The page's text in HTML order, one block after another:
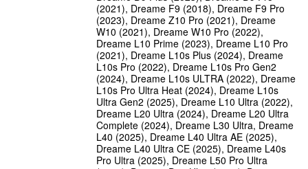
(2021), Dreame F9 (2018), Dreame F9 Pro
(2023), Dreame Z10 Pro (2021), Dreame
W10 (2021), Dreame W10 Pro (2022),
Dreame L10 Prime (2023), Dreame L10 Pro
(2021), Dreame L10s Plus (2024), Dreame
L10s Pro (2022), Dreame L10s Pro Gen2
(2024), Dreame L10s ULTRA (2022), Dreame
L10s Pro Ultra Heat (2024), Dreame L10s
Ultra Gen2 (2025), Dreame L10 Ultra (2022),
Dreame L20 Ultra (2024), Dreame L20 Ultra
Complete (2024), Dreame L30 Ultra, Dreame
L40 (2025), Dreame L40 Ultra AE (2025),
Dreame L40 Ultra CE (2025), Dreame L40s
Pro Ultra (2025), Dreame L50 Pro Ultra